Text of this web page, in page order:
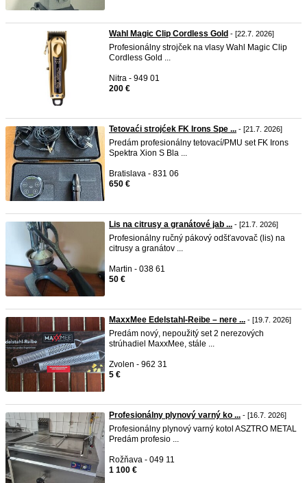
Wahl Magic Clip Cordless Gold - [22.7. 2026]
Profesionálny strojček na vlasy Wahl Magic Clip
Cordless Gold ...
Nitra - 949 01
200 €
Tetovaći strojćek FK Irons Spe ... - [21.7. 2026]
Predám profesionálny tetovací/PMU set FK Irons
Spektra Xion S Bla ...
Bratislava - 831 06
650 €
Lis na citrusy a granátové jab ... - [21.7. 2026]
Profesionálny ručný pákový odšťavovač (lis) na
citrusy a granátov ...
Martin - 038 61
50 €
MaxxMee Edelstahl-Reibe – nere ... - [19.7. 2026]
Predám nový, nepoužitý set 2 nerezových
strúhadiel MaxxMee, stále ...
Zvolen - 962 31
5 €
Profesionálny plynový varný ko ... - [16.7. 2026]
Profesionálny plynový varný kotol ASZTRO METAL
Predám profesio ...
Rožňava - 049 11
1 100 €